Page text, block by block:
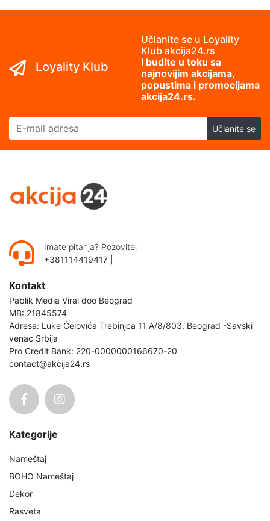
Loyality Klub
Učlanite se u Loyality
Klub akcija24.rs
I budite u toku sa
najnovijim akcijama,
popustima i promocijama
akcija24.rs.
E-mail adresa
Učlanite se
Imate pitanja? Pozovite:
+381114419417
Kontakt
Pablik Media Viral doo Beograd
MB: 21845574
Adresa: Luke Ćelovića Trebinjca 11 A/8/803, Beograd -Savski
venac Srbija
Pro Credit Bank: 220-0000000166670-20
contact@akcija24.rs
Kategorije
Nameštaj
BOHO Nameštaj
Dekor
Rasveta